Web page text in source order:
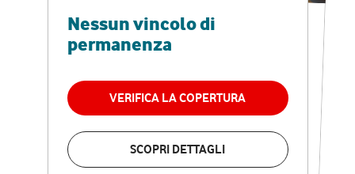
Nessun vincolo di
permanenza
VERIFICA LA COPERTURA
SCOPRI DETTAGLI
RETE FISSA + VODAFONE CLUB
29,95€
permanenza
VERIFICA LA COPERTURA